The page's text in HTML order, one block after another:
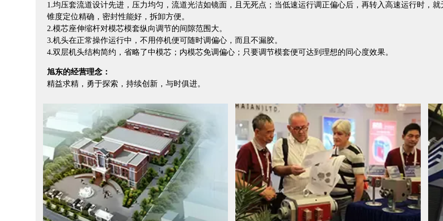
1.均压套流道设计先进，压力均匀，流道光洁如镜面，且无死点；当低速运行调正偏心后，再转入高速运行时，
锥度定位精确，密封性能好，拆卸方便。
2.模芯座伸缩杆对模芯模套纵向调节的间隙范围大。
3.机头在正常操作运行中，不用停机便可随时调偏心，而且不漏胶。
4.双层机头结构简约，省略了中模芯；内模芯免调偏心；只要调节模套便可达到理想的同心度效果。
旭东的经营理念：
精益求精，勇于探索，持续创新，与时俱进。